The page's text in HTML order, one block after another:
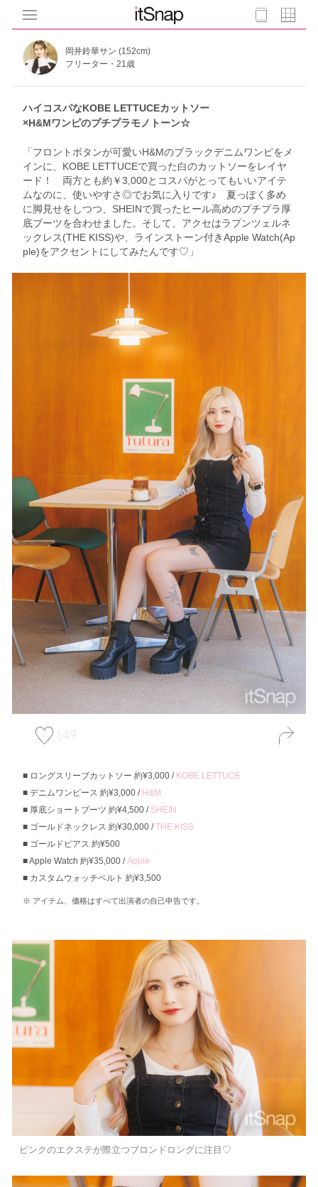
岡井鈴華サン (152cm)
フリーター・21歳
ハイコスパなKOBE LETTUCEカットソー
×H&Mワンピのプチプラモノトーン☆
「フロントボタンが可愛いH&Mのブラックデニムワンピをメ
インに、KOBE LETTUCEで買った白のカットソーをレイヤ
ード！ 両方とも約￥3,000とコスパがとってもいいアイテ
ムなのに、使いやすさ◎でお気に入りです♪ 夏っぽく多め
に脚見せをしつつ、SHEINで買ったヒール高めのプチプラ厚
底ブーツを合わせました。そして、アクセはラプンツェルネ
ックレス(THE KISS)や、ラインストーン付きApple Watch(Ap
ple)をアクセントにしてみたんです♡」
149
ロングスリーブカットソー 約¥3,000 / KOBE LETTUCE
デニムワンピース 約¥3,000 / H&M
厚底ショートブーツ 約¥4,500 / SHEIN
ゴールドネックレス 約¥30,000 /THE KISS
ゴールドピアス 約¥500
Apple Watch 約¥35,000 /Apple
カスタムウォッチベルト 約¥3,500
アイテム、価格はすべて出演者の自己申告です。
ピンクのエクステが際立つブロンドロングに注目♡